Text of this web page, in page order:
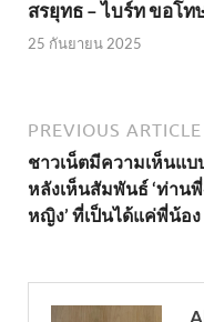
สรยุทธ – ไบร์ท ขอโ
25 กันยายน 2025
PREVIOUS ARTICLE
ชาวเน็ตมีความเห็นแบ
หลังเห็นสัมพันธ์ ‘ท่าน
หญิง’ ที่เป็นได้แค่พี่น้อง